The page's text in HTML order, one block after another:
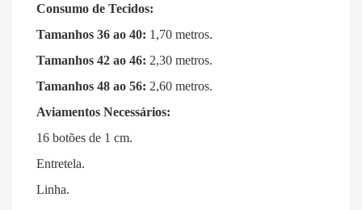
Consumo de Tecidos:
Tamanhos 36 ao 40: 1,70 metros.
Tamanhos 42 ao 46: 2,30 metros.
Tamanhos 48 ao 56: 2,60 metros.
Aviamentos Necessários:
16 botões de 1 cm.
Entretela.
Linha.